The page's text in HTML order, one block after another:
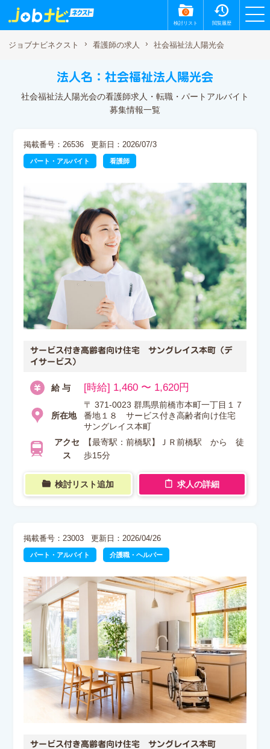
0
検討リスト 閲覧履歴
ジョブナビネクスト 看護師の求人 社会福祉法人陽光会
法人名：社会福祉法人陽光会
社会福祉法人陽光会の看護師求人・転職・パートアルバイト
募集情報一覧
掲載番号：26536 更新日：2026/07/3
パート・アルバイト 看護師
サービス付き高齢者向け住宅 サングレイス本町（デ
イサービス）
給 与 [時給] 1,460 〜 1,620円
所在地
〒 371-0023 群馬県前橋市本町一丁目１７
番地１８ サービス付き高齢者向け住宅
サングレイス本町
アクセ
ス
【最寄駅：前橋駅】ＪＲ前橋駅 から 徒
歩15分
検討リスト追加 求人の詳細
掲載番号：23003 更新日：2026/04/26
パート・アルバイト 介護職・ヘルパー
サービス付き高齢者向け住宅 サングレイス本町